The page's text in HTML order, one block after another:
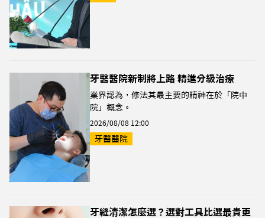
牙醫醫院新制將上路 精進分級治療
業界認為，修法其最主要的精神在於「院中
院」概念。
2026/08/08 12:00
牙醫醫院
牙縫清潔怎麼選？選對工具比選最貴更